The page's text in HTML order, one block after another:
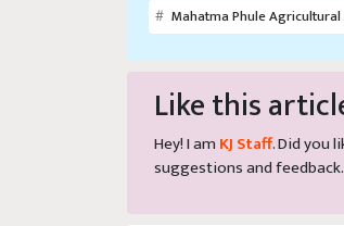
Mahatma Phule
Like this
Hey! I am KJ Staff. Did you
suggestions and feedback.